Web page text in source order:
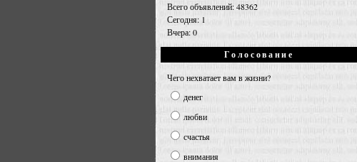
Всего объявлений: 48362
Сегодня: 1
Вчера: 0
Голосование
Чего нехватает вам в жизни?
денег
любви
счастья
внимания